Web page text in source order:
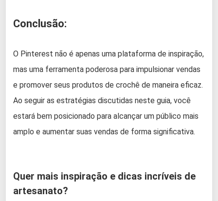
Conclusão:
O Pinterest não é apenas uma plataforma de inspiração,
mas uma ferramenta poderosa para impulsionar vendas
e promover seus produtos de crochê de maneira eficaz.
Ao seguir as estratégias discutidas neste guia, você
estará bem posicionado para alcançar um público mais
amplo e aumentar suas vendas de forma significativa.
Quer mais inspiração e dicas incríveis de
artesanato?